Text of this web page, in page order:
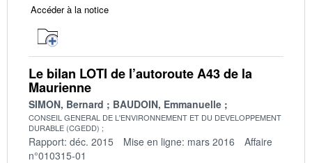
Accéder à la notice
Le bilan LOTI de l’autoroute A43 de la
Maurienne
SIMON, Bernard BAUDOIN, Emmanuelle
CONSEIL GENERAL DE L'ENVIRONNEMENT ET DU DEVELOPPEMENT
DURABLE (CGEDD)
Rapport: déc. 2015 Mise en ligne: mars 2016
Affaire
n°010315-01